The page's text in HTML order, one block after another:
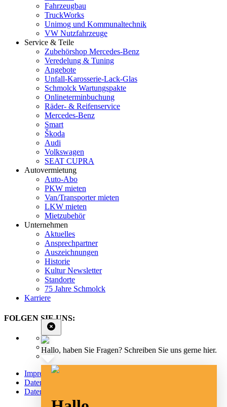
Fahrzeugbau
TruckWorks
Unimog und Kommunaltechnik
VW Nutzfahrzeuge
Service & Teile
Zubehörshop Mercedes-Benz
Veredelung & Tuning
Angebote
Unfall-Karosserie-Lack-Glas
Schmolck Wartungspakte
Onlineterminbuchung
Räder- & Reifenservice
Mercedes-Benz
Smart
Škoda
Audi
Volkswagen
SEAT CUPRA
Autovermietung
Auto-Abo
PKW mieten
Van/Transporter mieten
LKW mieten
Mietzubehör
Unternehmen
Aktuelles
Ansprechpartner
Auszeichnungen
Historie
Kultur Newsletter
Standorte
75 Jahre Schmolck
Karriere
FOLGEN SIE UNS:
Impressum
Datenschutz
Datenschutz Social Media
Hallo, haben Sie Fragen? Schreiben Sie uns gerne hier.